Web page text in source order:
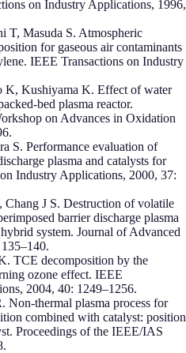
on Industry Applications, 1996,
T, Masuda S. Atmospheric
for gaseous air contaminants
IEEE Transactions on Industry
K, Kushiyama K. Effect of water
bed plasma reactor.
on Advances in Oxidation
S. Performance evaluation of
plasma and catalysts for
Industry Applications, 2000, 37:
J S. Destruction of volatile
barrier discharge plasma
system. Journal of Advanced
TCE decomposition by the
ozone effect. IEEE
2004, 40: 1249–1256.
thermal plasma process for
combined with catalyst: position
Proceedings of the IEEE/IAS